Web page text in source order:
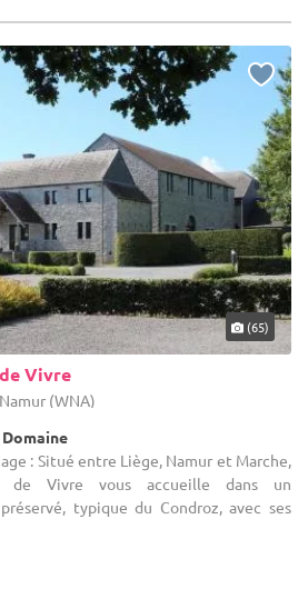
(65)
Vivre
(WNA)
: Situé entre Liège, Namur et Marche,
de Vivre vous accueille dans un
typique du Condroz, avec ses